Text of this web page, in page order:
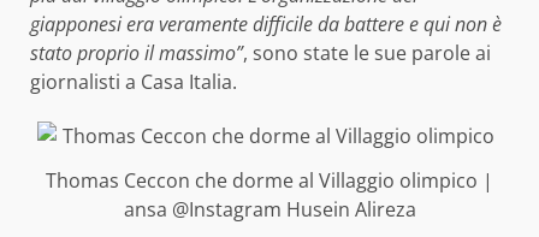
giapponesi era veramente difficile da battere e qui non è
stato proprio il massimo”, sono state le sue parole ai
giornalisti a Casa Italia.
Thomas Ceccon che dorme al Villaggio olimpico |
ansa @Instagram Husein Alireza